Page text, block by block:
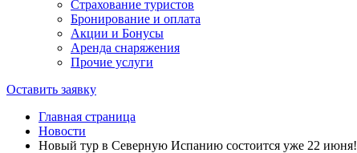
Страхование туристов
Бронирование и оплата
Акции и Бонусы
Аренда снаряжения
Прочие услуги
Оставить заявку
Главная страница
Новости
Новый тур в Северную Испанию состоится уже 22 июня!